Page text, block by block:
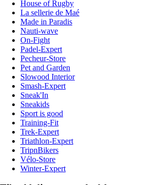
House of Rugby
La sellerie de Maé
Made in Paradis
Nauti-wave
On-Fight
Padel-Expert
Pecheur-Store
Pet and Garden
Slowood Interior
Smash-Expert
Sneak'In
Sneakids
Sport is good
Training-Fit
Trek-Expert
Triathlon-Expert
TripnBikers
Vélo-Store
Winter-Expert